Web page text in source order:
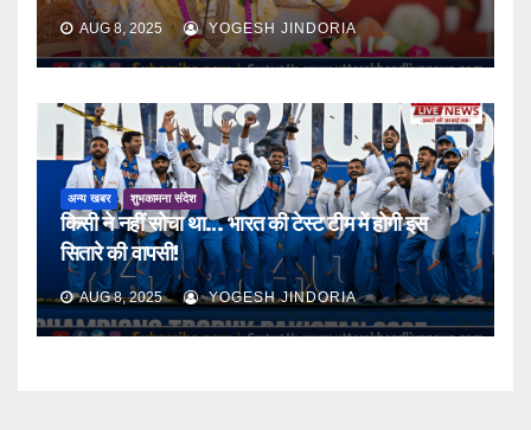
AUG 8, 2025 YOGESH JINDORIA
अन्य खबर शुभकामना संदेश
किसी ने नहीं सोचा था… भारत की टेस्ट टीम में होगी इस
सितारे की वापसी!
AUG 8, 2025 YOGESH JINDORIA